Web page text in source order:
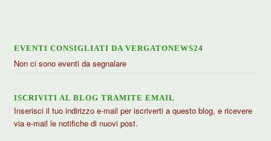
EVENTI CONSIGLIATI DA VERGATONEWS24
Non ci sono eventi da segnalare
ISCRIVITI AL BLOG TRAMITE EMAIL
Inserisci il tuo indirizzo e-mail per iscriverti a questo blog, e ricevere
via e-mail le notifiche di nuovi post.